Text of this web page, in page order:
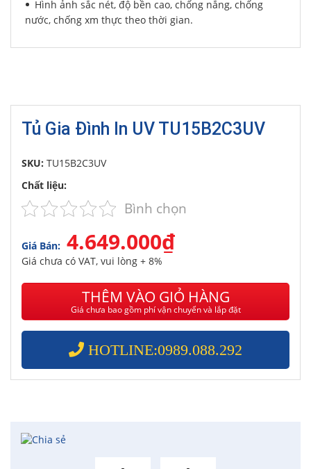
Hình ảnh sắc nét, độ bền cao, chống nắng, chống
nước, chống xm thực theo thời gian.
Tủ Gia Đình In UV TU15B2C3UV
SKU: TU15B2C3UV
Chất liệu:
Bình chọn
Giá Bán: 4.649.000₫
Giá chưa có VAT, vui lòng + 8%
THÊM VÀO GIỎ HÀNG
Giá chưa bao gồm phí vận chuyển và lắp đặt
HOTLINE:0989.088.292